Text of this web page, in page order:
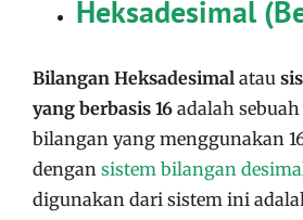
Heksadesimal
Bilangan Heksadesimal atau
yang berbasis 16 adalah
bilangan yang menggunakan
dengan sistem bilangan
digunakan dari sistem ini